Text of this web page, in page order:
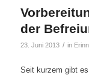
der
23. Juni 2013 / in
Seit kurzem gibt